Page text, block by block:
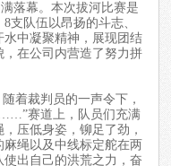
落幕。本次拔河比赛是
支队伍以昂扬的斗志、
中凝聚精神，展现团结
在公司内营造了努力拼
着裁判员的一声令下，
赛道上，队员们充满
压低身姿，铆足了劲，
绳以及中线标定舵在两
出自己的洪荒之力，奋